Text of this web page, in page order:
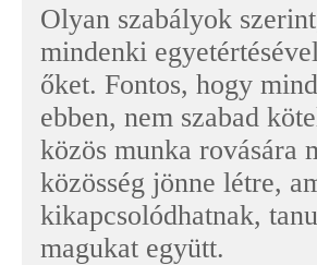
Olyan szabályok
mindenki
őket. Fontos, hogy
ebben, nem szabad
közös munka rovására
közösség jönne létre,
kikapcsolódhatnak,
magukat együtt.